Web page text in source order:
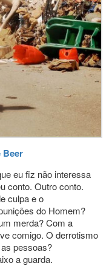
Beer
eu fiz não interessa
conto. Outro conto.
culpa e o
do Homem?
merda? Com a
comigo. O derrotismo
pessoas?
a guarda.